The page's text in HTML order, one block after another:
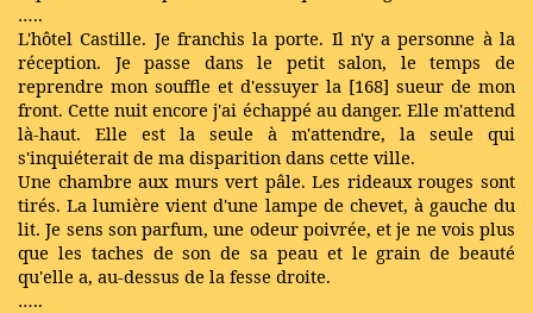
…..
L'hôtel Castille. Je franchis la porte. Il n'y a personne à la
réception. Je passe dans le petit salon, le temps de
reprendre mon souffle et d'essuyer la [168] sueur de mon
front. Cette nuit encore j'ai échappé au danger. Elle m'attend
là-haut. Elle est la seule à m'attendre, la seule qui
s'inquiéterait de ma disparition dans cette ville.
Une chambre aux murs vert pâle. Les rideaux rouges sont
tirés. La lumière vient d'une lampe de chevet, à gauche du
lit. Je sens son parfum, une odeur poivrée, et je ne vois plus
que les taches de son de sa peau et le grain de beauté
qu'elle a, au-dessus de la fesse droite.
…..